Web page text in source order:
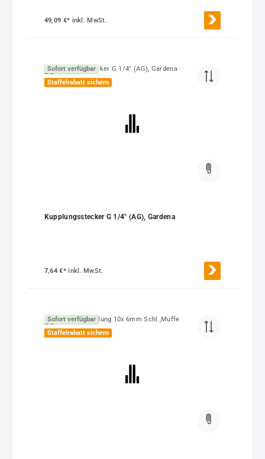
49,09 €* inkl. MwSt.
Sofort verfügbar
Staffelrabatt sichern
Kupplungsstecker G 1/4" (AG), Gardena
7,64 €*inkl. MwSt.
Sofort verfügbar
Staffelrabatt sichern